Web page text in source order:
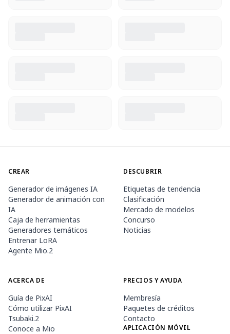
CREAR
Generador de imágenes IA
Generador de animación con
IA
Caja de herramientas
Generadores temáticos
Entrenar LoRA
Agente Mio.2
DESCUBRIR
Etiquetas de tendencia
Clasificación
Mercado de modelos
Concurso
Noticias
ACERCA DE
Guía de PixAI
Cómo utilizar PixAI
Tsubaki.2
Conoce a Mio
PRECIOS Y AYUDA
Membresía
Paquetes de créditos
Contacto
APLICACIÓN MÓVIL